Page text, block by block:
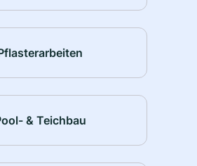
& Teichbau